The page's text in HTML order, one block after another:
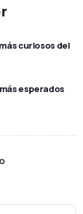
curiosos del
esperados